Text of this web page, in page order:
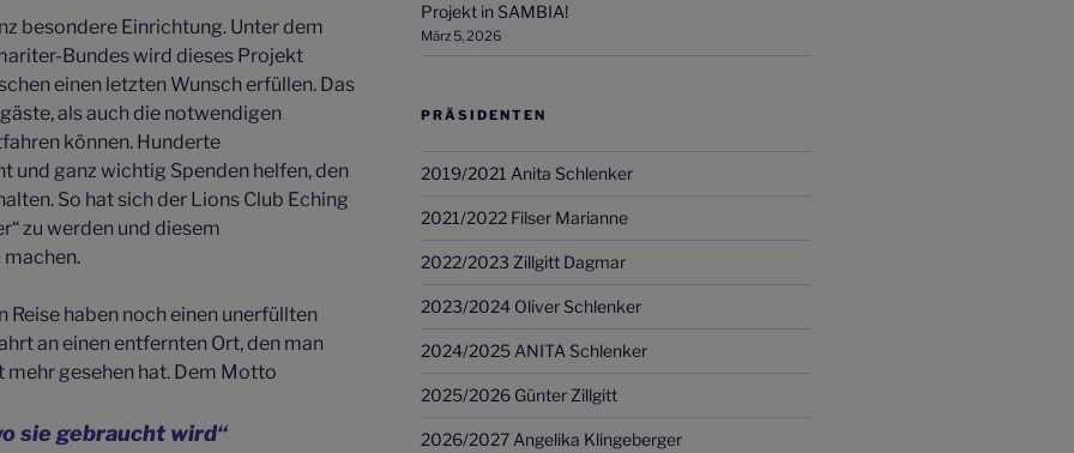
besondere Einrichtung. Unter dem
Bundes wird dieses Projekt
einen letzten Wunsch erfüllen. Das
als auch die notwendigen
können. Hunderte
und ganz wichtig Spenden helfen, den
So hat sich der Lions Club Eching
zu werden und diesem
machen.
Reise haben noch einen unerfüllten
an einen entfernten Ort, den man
mehr gesehen hat. Dem Motto
sie gebraucht wird“
Projekt in SAMBIA!
März 5, 2026
PRÄSIDENTEN
2019/2021 Anita Schlenker
2021/2022 Filser Marianne
2022/2023 Zillgitt Dagmar
2023/2024 Oliver Schlenker
2024/2025 ANITA Schlenker
2025/2026 Günter Zillgitt
2026/2027 Angelika Klingeberger